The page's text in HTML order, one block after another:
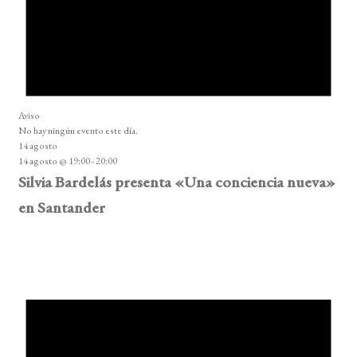
Aviso
No hay ningún evento este día.
14 agosto
14 agosto @ 19:00-20:00
Silvia Bardelás presenta «Una conciencia nueva»
en Santander